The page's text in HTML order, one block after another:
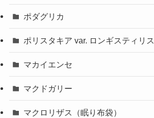
ポダグリカ
ポリスタキア var. ロンギスティリス
マカイエンセ
マクドガリー
マクロリザス（眠り布袋）